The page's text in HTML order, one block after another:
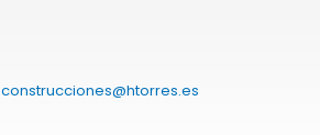
construcciones@htorres.es